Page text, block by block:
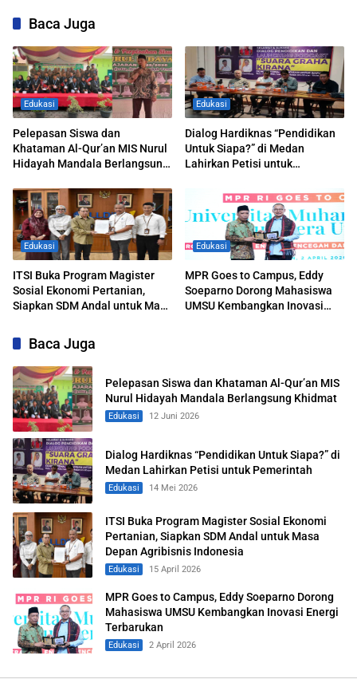
Baca Juga
Edukasi
Pelepasan Siswa dan
Khataman Al-Qur’an MIS Nurul
Hidayah Mandala Berlangsung
Edukasi
Dialog Hardiknas “Pendidikan
Untuk Siapa?” di Medan
Lahirkan Petisi untuk
Edukasi
ITSI Buka Program Magister
Sosial Ekonomi Pertanian,
Siapkan SDM Andal untuk Masa
Edukasi
MPR Goes to Campus, Eddy
Soeparno Dorong Mahasiswa
UMSU Kembangkan Inovasi
Baca Juga
Pelepasan Siswa dan Khataman Al-Qur’an MIS
Nurul Hidayah Mandala Berlangsung Khidmat
Edukasi 12 Juni 2026
Dialog Hardiknas “Pendidikan Untuk Siapa?” di
Medan Lahirkan Petisi untuk Pemerintah
Edukasi 14 Mei 2026
ITSI Buka Program Magister Sosial Ekonomi
Pertanian, Siapkan SDM Andal untuk Masa
Depan Agribisnis Indonesia
Edukasi 15 April 2026
MPR Goes to Campus, Eddy Soeparno Dorong
Mahasiswa UMSU Kembangkan Inovasi Energi
Terbarukan
Edukasi 2 April 2026